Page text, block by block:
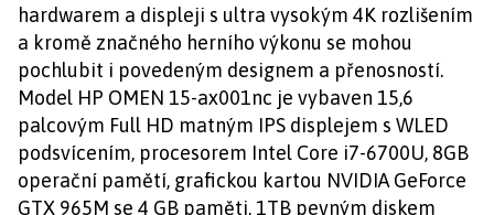
hardwarem a displeji s ultra vysokým 4K rozlišením
a kromě značného herního výkonu se mohou
pochlubit i povedeným designem a přenosností.
Model HP OMEN 15-ax001nc je vybaven 15,6
palcovým Full HD matným IPS displejem s WLED
podsvícením, procesorem Intel Core i7-6700U, 8GB
operační pamětí, grafickou kartou NVIDIA GeForce
GTX 965M se 4 GB paměti, 1TB pevným diskem